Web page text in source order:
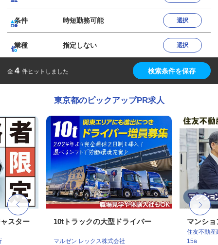
条件 時短勤務可能 選択
業種 指定しない 選択
全 4 件ヒットしました 検索条件を保存
東京都のピックアップPR求人
スター 10tトラックの大型ドライバー
マルゼン レックス株式会社
マンシ
住友不動産
15a